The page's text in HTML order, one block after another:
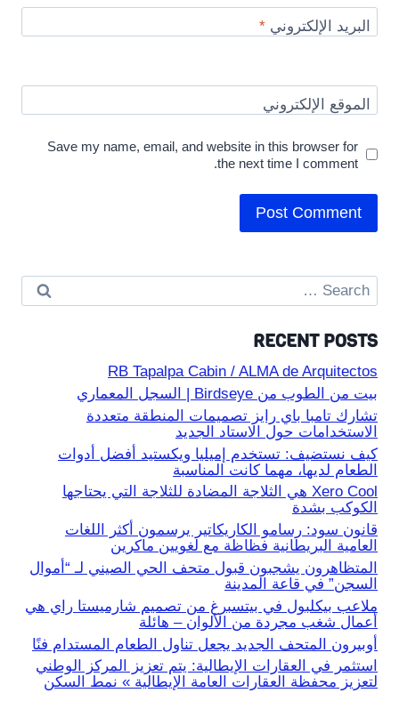
البريد الإلكتروني*
الموقع الإلكتروني
Save my name, email, and website in this browser for
the next time I comment.
Search
for:
RECENT POSTS
RB Tapalpa Cabin / ALMA de Arquitectos
بيت من الطوب من Birdseye | السجل المعماري
تشارك تامبا باي رايز تصميمات المنطقة متعددة
الاستخدامات حول الاستاد الجديد
كيف نستضيف: تستخدم إميليا ويكستيد أفضل أدوات
الطعام لديها، مهما كانت المناسبة
Xero Cool هي الثلاجة المضادة للثلاجة التي يحتاجها
الكوكب بشدة
قانون سود: رسامو الكاريكاتير يرسمون أكثر اللغات
العامية البريطانية فظاظة مع لغويين ماكرين
المتظاهرون يشجبون قبول متحف الحي الصيني لـ “أموال
السجن” في قاعة المدينة
ملاعب بيكلبول في بيتسبرغ من تصميم شارميستا راي هي
أعمال شغب مجردة من الألوان – هائلة
أوبيرون المتحف الجديد يجعل تناول الطعام المستدام فنًا
استثمر في العقارات الإيطالية: يتم تعزيز المركز الوطني
لتعزيز محفظة العقارات العامة الإيطالية » نمط السكن